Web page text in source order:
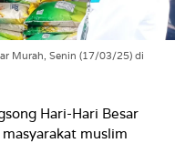
Murah, Senin (17/03/25) di
Hari-Hari Besar
muslim